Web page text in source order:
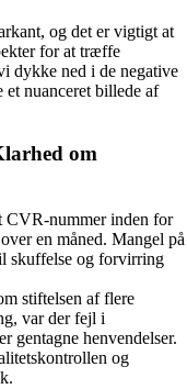
og det er vigtigt at
for at træffe
dykke ned i de negative
nuanceret billede af
om
CVR-nummer inden for
en måned. Mangel på
skuffelse og forvirring
stiftelsen af flere
var der fejl i
gentagne henvendelser.
og